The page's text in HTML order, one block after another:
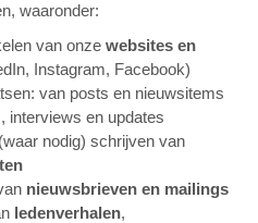
waaronder:
van onze websites en
Instagram, Facebook)
van posts en nieuwsitems
interviews en updates
nodig) schrijven van
nieuwsbrieven en mailings
ledenverhalen,